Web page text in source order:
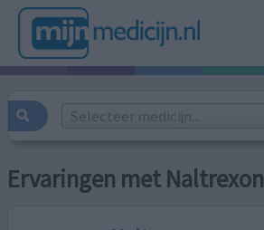
Selecteer medicijn...
Ervaringen met Naltrexon